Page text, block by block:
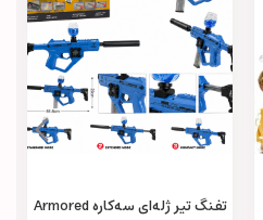
تفنگ تیر ژله‌ای سه‌کاره Armored